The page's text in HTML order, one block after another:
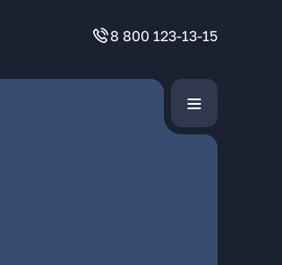
8 800 123-13-15